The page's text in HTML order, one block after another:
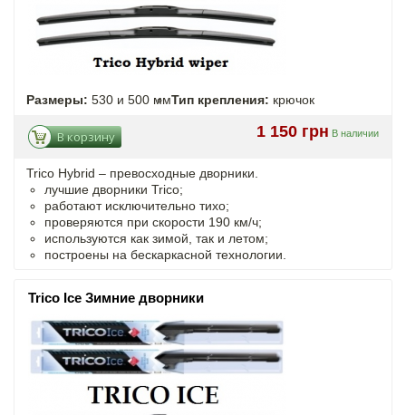
Размеры: 530 и 500 ммТип крепления: крючок
1 150 грн В наличии
В корзину
Trico Hybrid – превосходные дворники.
лучшие дворники Trico;
работают исключительно тихо;
проверяются при скорости 190 км/ч;
используются как зимой, так и летом;
построены на бескаркасной технологии.
Trico Ice Зимние дворники